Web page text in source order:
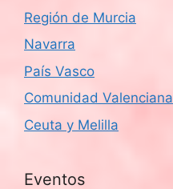
Región de Murcia
Navarra
País Vasco
Comunidad Valenciana
Ceuta y Melilla
Eventos